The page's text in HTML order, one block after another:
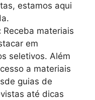
estamos aqui
Receba materiais
em
seletivos. Além
a materiais
guias de
até dicas